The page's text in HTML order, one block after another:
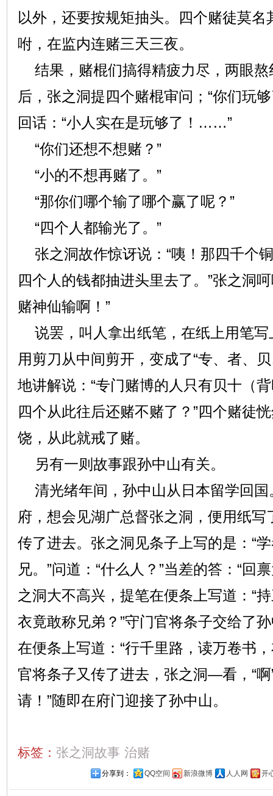
以外，还要按规矩抽头。四个赌徒莫名
咐，在监内连赌三天三夜。
结果，赌棍们搞得精疲力尽，两眼熬
后，张之洞提四个赌棍审问；“你们玩
回话：“小人实在是玩够了！……”
“你们还想不想赌？”
“小的不想再赌了。”
“那你们哪个输了哪个赢了呢？”
“四个人都输光了。”
张之洞故作惊讶说：“咦！那四千个
四个人的钱都抽进头里去了。”张之洞
赌神仙输啊！”
说罢，叫人拿出纸笔，在纸上用笔写
用剪刀从中间剪开，变成了“专、者、
地讲解说：“专门赌博的人只有贝十（
四个从此往后还赌不赌了？”四个赌徒
饶，从此就戒了赌。
另有一则故事跟孙中山有关。
清光绪年间，孙中山从日本留学回国
府，想会见湖广总督张之洞，便用纸写
传了进去。张之洞见条子上写的是：“
兄。”问道：“什么人？”当差的答：“回
之洞大不高兴，提笔在便条上写道：“
衣竟敢称兄弟？”守门官将条子交给了
在便条上写道：“行千里路，读万卷书
官将条子又传了进去，张之洞—看，“
请！”随即在府门迎接了孙中山。
标签： 张之洞故事 治赌
分享到： QQ空间 新浪微博 人人网 开